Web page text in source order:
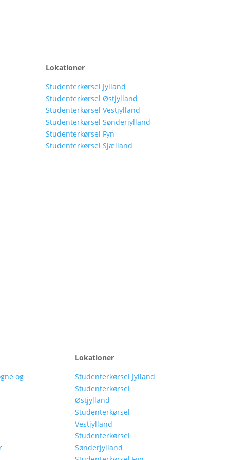
Lokationer
Studenterkørsel Jylland
Studenterkørsel Østjylland
Studenterkørsel Vestjylland
Studenterkørsel Sønderjylland
Studenterkørsel Fyn
Studenterkørsel Sjælland
og
Lokationer
Studenterkørsel Jylland
Studenterkørsel
Østjylland
Studenterkørsel
Vestjylland
Studenterkørsel
Sønderjylland